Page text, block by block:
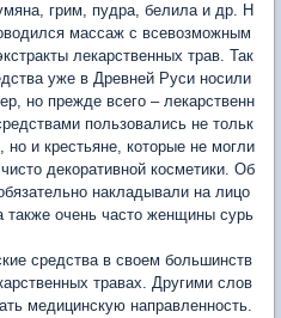
грим, пудра, белила и др. Н
массаж с всевозможным
лекарственных трав. Так
уже в Древней Руси носили
но прежде всего – лекарственн
пользовались не тольк
и крестьяне, которые не могли
декоративной косметики. Об
накладывали на лицо
очень часто женщины сурь
средства в своем большинств
травах. Другими слов
медицинскую направленность.